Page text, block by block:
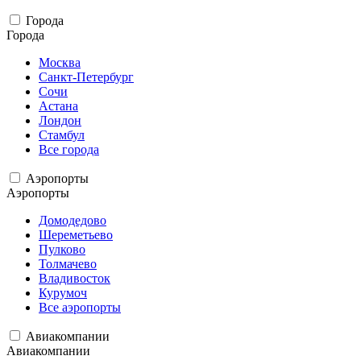
Города
Города
Москва
Санкт-Петербург
Сочи
Астана
Лондон
Стамбул
Все города
Аэропорты
Аэропорты
Домодедово
Шереметьево
Пулково
Толмачево
Владивосток
Курумоч
Все аэропорты
Авиакомпании
Авиакомпании